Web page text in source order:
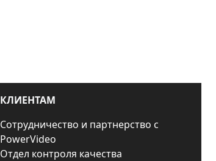
КЛИЕНТАМ
Сотрудничество и партнерство с
PowerVideo
Отдел контроля качества